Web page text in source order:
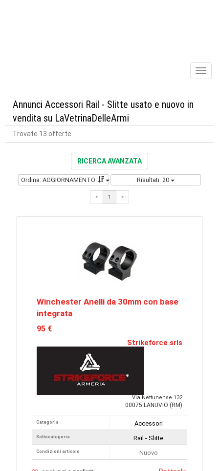
Annunci Accessori Rail - Slitte usato e nuovo in
vendita su LaVetrinaDelleArmi
Trovate 13 offerte
RICERCA AVANZATA
Ordina: AGGIORNAMENTO Risultati: 20
« 1 «
Winchester Anelli da 30mm con base
integrata
95 €
Strikeforce srls
Via Nettunense 132
00075 LANUVIO (RM)
Categoria
Sottocategoria
Condizioni articolo
Accessori
Rail - Slitte
Nuovo